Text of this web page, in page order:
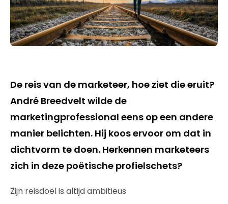
De reis van de marketeer, hoe ziet die eruit?
André Breedvelt wilde de
marketingprofessional eens op een andere
manier belichten. Hij koos ervoor om dat in
dichtvorm te doen. Herkennen marketeers
zich in deze poëtische profielschets?
Zijn reisdoel is altijd ambitieus